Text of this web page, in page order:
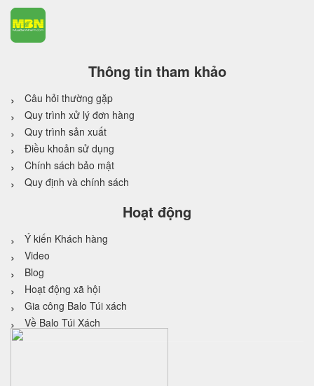
Thông tin tham khảo
Câu hỏi thường gặp
Quy trình xử lý đơn hàng
Quy trình sản xuất
Điều khoản sử dụng
Chính sách bảo mật
Quy định và chính sách
Hoạt động
Ý kiến Khách hàng
Video
Blog
Hoạt động xã hội
Gia công Balo Túi xách
Về Balo Túi Xách